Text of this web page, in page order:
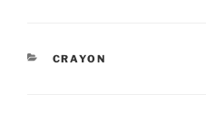
CATÉGORIES
CRAYON